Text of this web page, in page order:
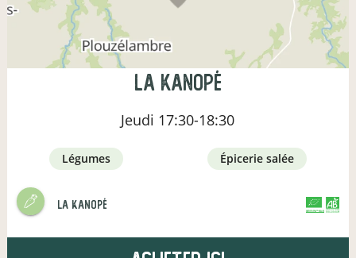
La Kanopé
Jeudi 17:30-18:30
légumes épicerie salée
La Kanopé